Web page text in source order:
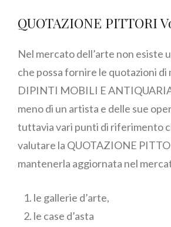
QUOTAZIONE PITTORI
Nel mercato dell’arte non esiste
che possa fornire le quotazioni di
DIPINTI MOBILI E
meno di un artista e delle sue
tuttavia vari punti di riferimento
valutare la QUOTAZIONE
mantenerla aggiornata nel
le gallerie d’arte,
le case d’asta